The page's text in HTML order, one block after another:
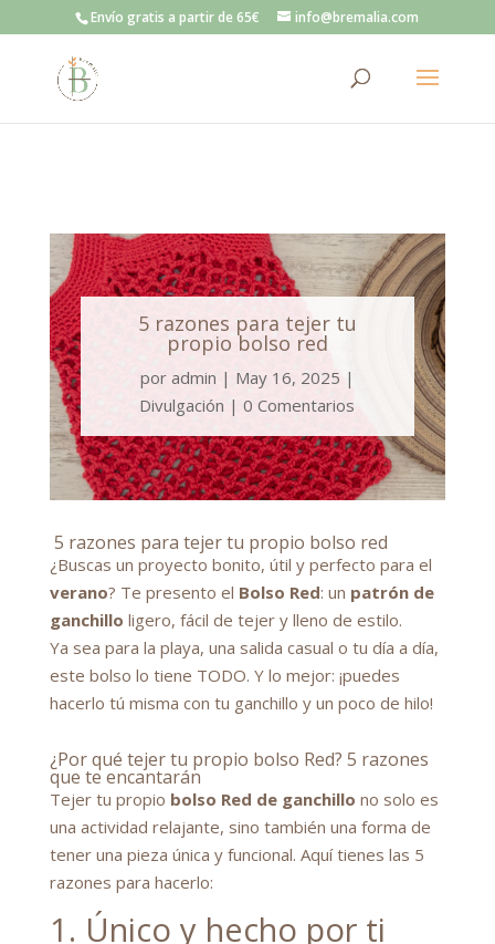
Envío gratis a partir de 65€ info@bremalia.com
5 razones para tejer tu
propio bolso red
por admin | May 16, 2025 |
Divulgación |0 Comentarios
5 razones para tejer tu propio bolso red
¿Buscas un proyecto bonito, útil y perfecto para el
verano? Te presento el Bolso Red: un patrón de
ganchillo ligero, fácil de tejer y lleno de estilo.
Ya sea para la playa, una salida casual o tu día a día,
este bolso lo tiene TODO. Y lo mejor: ¡puedes
hacerlo tú misma con tu ganchillo y un poco de hilo!
¿Por qué tejer tu propio bolso Red? 5 razones
que te encantarán
Tejer tu propio bolso Red de ganchillo no solo es
una actividad relajante, sino también una forma de
tener una pieza única y funcional. Aquí tienes las 5
razones para hacerlo:
1. Único y hecho por ti